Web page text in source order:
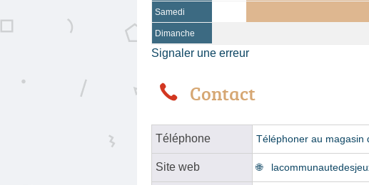
Samedi
Dimanche
Signaler une erreur
Contact
Téléphone Téléphoner au magasin
Site web